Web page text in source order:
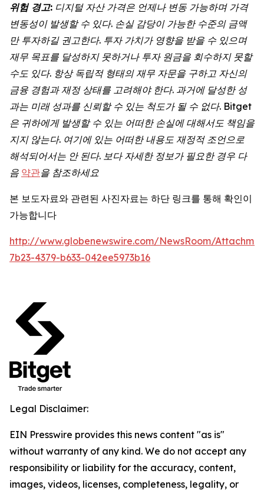
위험 경고: 디지털 자산 가격은 언제나 변동 가능하며 가격
변동성이 발생할 수 있다. 손실 감당이 가능한 수준의 금액
만 투자하길 권고한다. 투자 가치가 영향을 받을 수 있으며
재무 목표를 달성하지 못하거나 투자 원금을 회수하지 못할
수도 있다. 항상 독립적 형태의 재무 자문을 구하고 자신의
금융 경험과 재정 상태를 고려해야 한다. 과거에 달성한 성
과는 미래 성과를 신뢰할 수 있는 척도가 될 수 없다. Bitget
은 귀하에게 발생할 수 있는 어떠한 손실에 대해서도 책임을
지지 않는다. 여기에 있는 어떠한 내용도 재정적 조언으로
해석되어서는 안 된다. 보다 자세한 정보가 필요한 경우 다
음 약관을 참조하세요
본 보도자료와 관련된 사진자료는 하단 링크를 통해 확인이
가능합니다
http://www.globenewswire.com/NewsRoom/
7b23-4379-b633-042ee5973b16
Legal Disclaimer:
EIN Presswire provides this news content "as is"
without warranty of any kind. We do not accept any
responsibility or liability for the accuracy, content,
images, videos, licenses, completeness, legality, or